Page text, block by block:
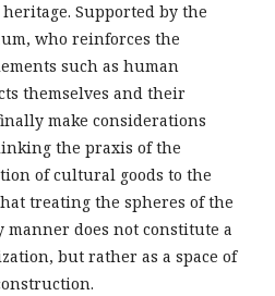
Supported by the
who reinforces the
such as human
themselves and their
make considerations
the praxis of the
of cultural goods to the
treating the spheres of the
does not constitute a
but rather as a space of